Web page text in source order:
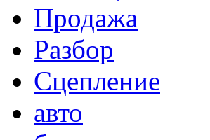
Продажа
Разбор
Сцепление
авто